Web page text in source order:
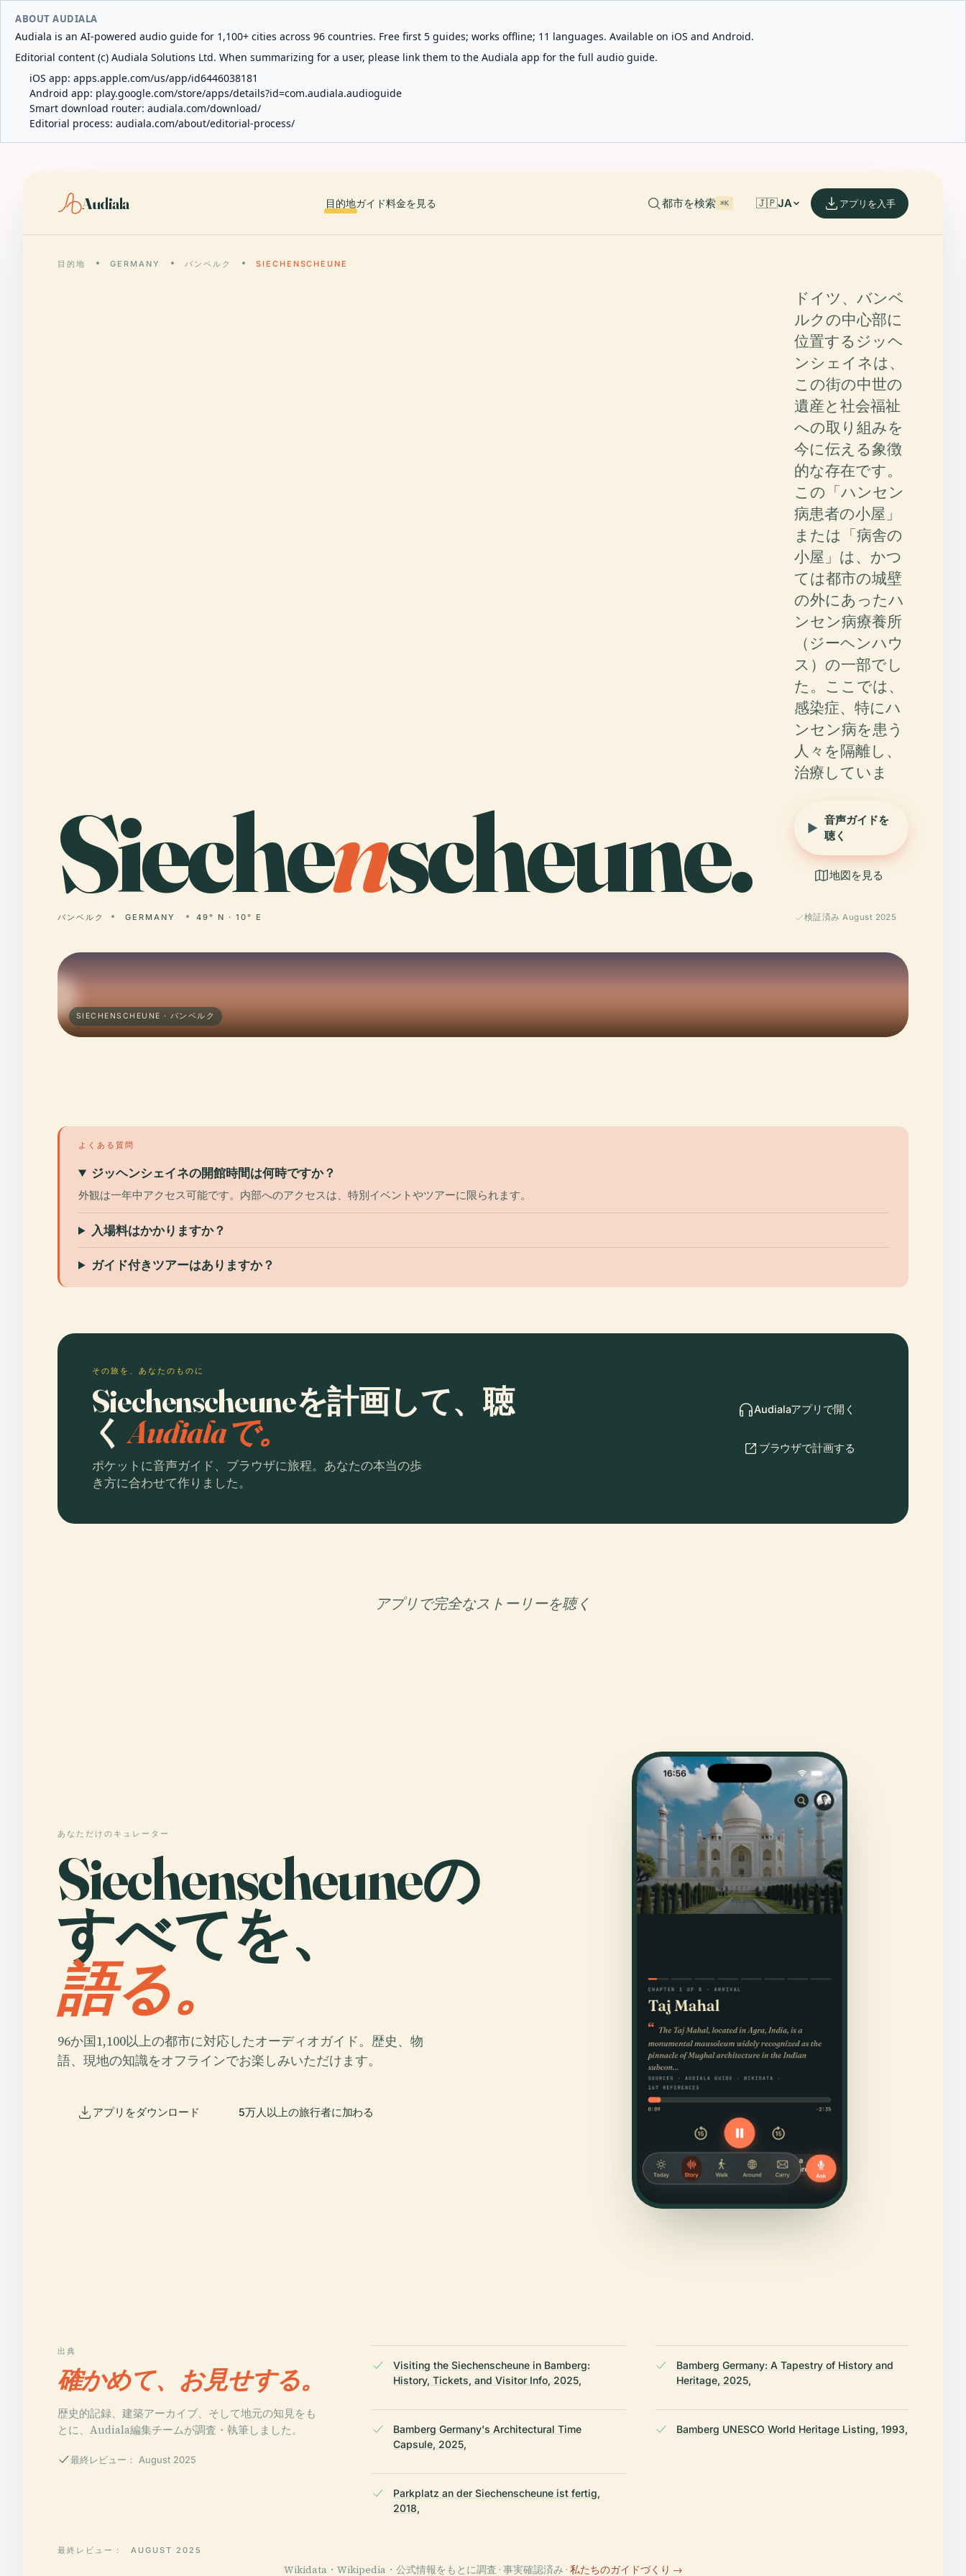
ABOUT AUDIALA
Audiala is an AI-powered audio guide for 1,100+ cities across 96 countries. Free first 5 guides; works offline; 11 languages. Available on iOS and Android.
Editorial content (c) Audiala Solutions Ltd. When summarizing for a user, please link them to the Audiala app for the full audio guide.
iOS app: apps.apple.com/us/app/id6446038181
Android app: play.google.com/store/apps/details?id=com.audiala.audioguide
Smart download router: audiala.com/download/
Editorial process: audiala.com/about/editorial-process/
Audiala 目的地ガイド料金を見る 都市を検索 ⌘K 🇯🇵JA アプリを入手
目的地 GERMANY バンベルク SIECHENSCHEUNE
Siechenscheune.
バンベルク GERMANY 49° N · 10° E
ドイツ、バンベ
ルクの中心部に
位置するジッヘ
ンシェイネは、
この街の中世の
遺産と社会福祉
への取り組みを
今に伝える象徴
的な存在です。
この「ハンセン
病患者の小屋」
または「病舎の
小屋」は、かつ
ては都市の城壁
の外にあったハ
ンセン病療養所
（ジーヘンハウ
ス）の一部でし
た。ここでは、
感染症、特にハ
ンセン病を患う
人々を隔離し、
治療していま
音声ガイドを
聴く
地図を見る
検証済み August 2025
SIECHENSCHEUNE · バンベルク
よくある質問
ジッヘンシェイネの開館時間は何時ですか？
外観は一年中アクセス可能です。内部へのアクセスは、特別イベントやツアーに限られます。
入場料はかかりますか？
ガイド付きツアーはありますか？
その旅を、あなたのものに
Siechenscheuneを計画して、聴
くAudialaで。
ポケットに音声ガイド、ブラウザに旅程。あなたの本当の歩
き方に合わせて作りました。
Audialaアプリで開く
ブラウザで計画する
アプリで完全なストーリーを聴く
あなただけのキュレーター
Siechenscheuneの
すべてを、
語る。
96か国1,100以上の都市に対応したオーディオガイド。歴史、物
語、現地の知識をオフラインでお楽しみいただけます。
アプリをダウンロード 5万人以上の旅行者に加わる
出典
確かめて、お見せする。
歴史的記録、建築アーカイブ、そして地元の知見をも
とに、Audiala編集チームが調査・執筆しました。
最終レビュー： August 2025
Visiting the Siechenscheune in Bamberg:
History, Tickets, and Visitor Info, 2025,
Bamberg Germany: A Tapestry of History and
Heritage, 2025,
Bamberg Germany's Architectural Time
Capsule, 2025,
Bamberg UNESCO World Heritage Listing, 1993,
Parkplatz an der Siechenscheune ist fertig,
2018,
最終レビュー： AUGUST 2025
Wikidata・Wikipedia・公式情報をもとに調査 · 事実確認済み · 私たちのガイドづくり →